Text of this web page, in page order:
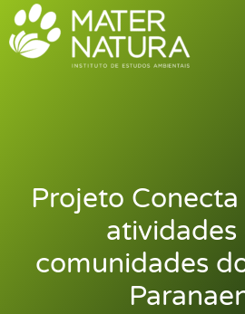
para
Projeto Conecta
atividades
comunidades